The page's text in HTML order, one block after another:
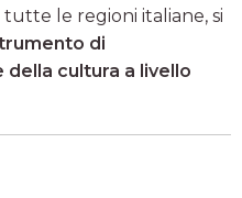
le regioni italiane, si
di
della cultura a livello